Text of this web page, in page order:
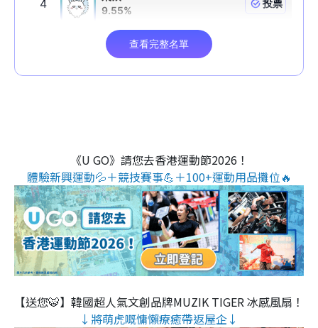
《U GO》請您去香港運動節2026！
體驗新興運動💦＋競技賽事💪＋100+運動用品攤位🔥
【送您🐯】韓國超人氣文創品牌MUZIK TIGER 冰感風扇！
↓將萌虎嘅慵懶療癒帶返屋企↓